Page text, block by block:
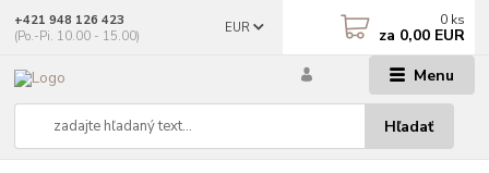
Menu
EUR
Hľadať
+421 948 126 423
(Po.-Pi. 10.00 - 15.00)
0 ks
za 0,00 EUR